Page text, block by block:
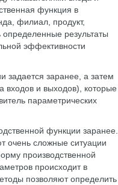
функция в
филиал, продукт,
результаты
эффективности
задается заранее, а затем
входов и выходов), которые
параметрических
функции заранее.
очень сложные ситуации
производственной
происходит в
позволяют определить